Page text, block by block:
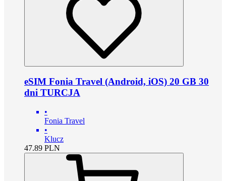
eSIM Fonia Travel (Android, iOS) 20 GB 30
dni TURCJA
•
Fonia Travel
•
Klucz
47.89 PLN